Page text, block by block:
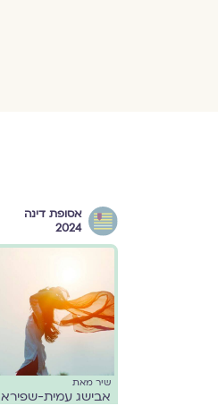
אסופת דינה
2024
שיר מאת
אבישג עמית-שפירא